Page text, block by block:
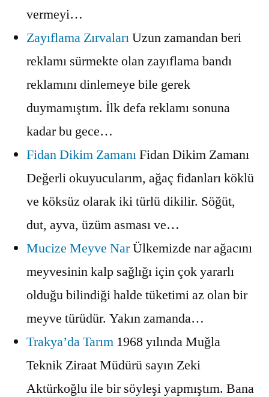
vermeyi…
Zayıflama ZırvalarıUzun zamandan beri
reklamı sürmekte olan zayıflama bandı
reklamını dinlemeye bile gerek
duymamıştım. İlk defa reklamı sonuna
kadar bu gece…
Fidan Dikim ZamanıFidan Dikim Zamanı
Değerli okuyucularım, ağaç fidanları köklü
ve köksüz olarak iki türlü dikilir. Söğüt,
dut, ayva, üzüm asması ve…
Mucize Meyve NarÜlkemizde nar ağacını
meyvesinin kalp sağlığı için çok yararlı
olduğu bilindiği halde tüketimi az olan bir
meyve türüdür. Yakın zamanda…
Trakya’da Tarım 1968 yılında Muğla
Teknik Ziraat Müdürü sayın Zeki
Aktürkoğlu ile bir söyleşi yapmıştım. Bana